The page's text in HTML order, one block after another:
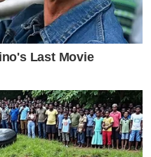
รู้สึกว่าเป็นอีกครั้งที่ได้
สกลับมารักตัวเองจริงๆ
มันมีความรู้สึกภาคภูมิใจ
นมันอาจจะเล็กน้อย แต่
กลับไปตอนนั้นมีโอกาสได้
ม ซึ่งตอนนั้นประกาศว่า
Last Movie